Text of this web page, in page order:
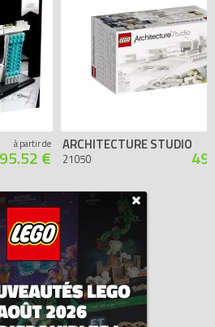
à partir de
€
ARCHITECTURE STUDIO
21050